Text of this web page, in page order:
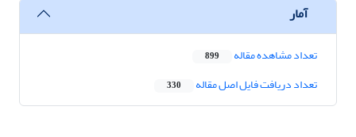
آمار
تعداد مشاهده مقاله 899
تعداد دریافت فایل اصل مقاله 330